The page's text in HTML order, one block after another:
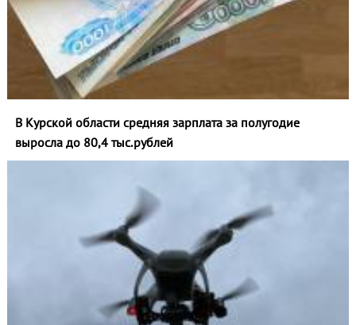
В Курской области средняя зарплата за полугодие
выросла до 80,4 тыс.рублей